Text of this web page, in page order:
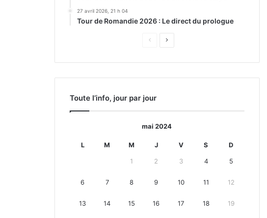
27 avril 2026, 21 h 04
Tour de Romandie 2026 : Le direct du prologue
Page
Page
Toute l’info, jour par jour
mai 2024
L M M J V S D
1 2 3 4 5
6 7 8 9 10 11 12
13 14 15 16 17 18 19